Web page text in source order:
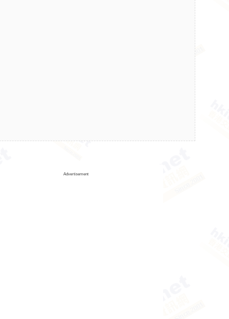
Advertisement